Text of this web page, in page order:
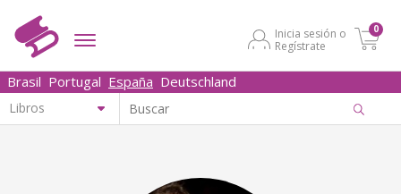
Inicia sesión o
Regístrate
0
Brasil Portugal España Deutschland